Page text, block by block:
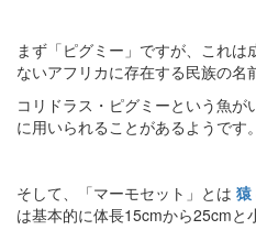
まず「ピグミー」ですが、これ
ないアフリカに存在する民族の名
コリドラス・ピグミーという魚
に用いられることがあるようです。
そして、「マーモセット」とは 猿
は基本的に体長15cmから25cmと